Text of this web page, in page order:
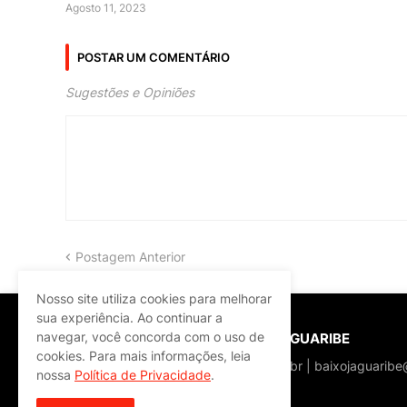
Agosto 11, 2023
POSTAR UM COMENTÁRIO
Sugestões e Opiniões
Postagem Anterior
PORTAL BAIXO JAGUARIBE
baixojaguaribe.com.br |
Nosso site utiliza cookies para melhorar
sua experiência. Ao continuar a
navegar, você concorda com o uso de
cookies. Para mais informações, leia
nossa Política de Privacidade.